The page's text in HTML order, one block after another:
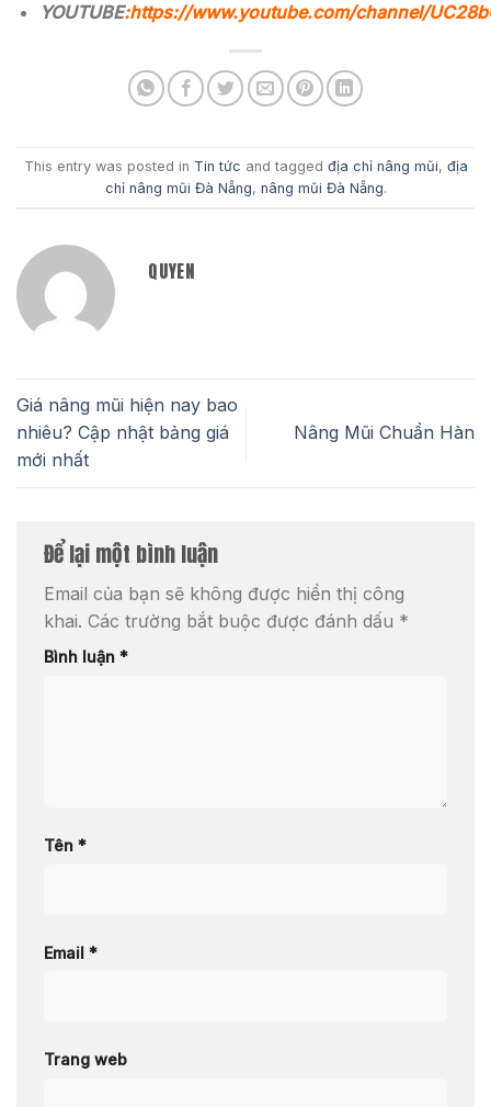
YOUTUBE:https://www.youtube.com/channel/
This entry was posted in Tin tức and tagged địa chỉ nâng mũi, địa
chỉ nâng mũi Đà Nẵng, nâng mũi Đà Nẵng.
QUYEN
Giá nâng mũi hiện nay bao
nhiêu? Cập nhật bảng giá
mới nhất
Nâng Mũi Chuẩn Hàn
Để lại một bình luận
Email của bạn sẽ không được hiển thị công
khai. Các trường bắt buộc được đánh dấu *
Bình luận *
Tên *
Email *
Trang web